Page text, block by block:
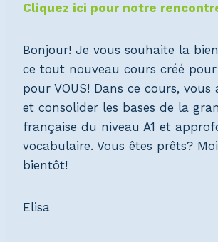
Cliquez ici pour notre
Bonjour! Je vous souhaite la
ce tout nouveau cours créé pour
pour VOUS! Dans ce cours, vous
et consolider les bases de la
française du niveau A1 et
vocabulaire. Vous êtes prêts?
bientôt!
Elisa